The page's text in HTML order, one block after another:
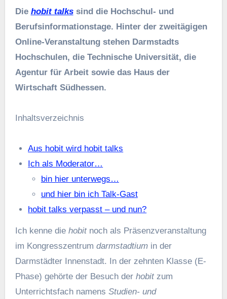
Die hobit talkssind die Hochschul- und
Berufsinformationstage. Hinter der zweitägigen
Online-Veranstaltung stehen Darmstadts
Hochschulen, die Technische Universität, die
Agentur für Arbeit sowie das Haus der
Wirtschaft Südhessen.
Inhaltsverzeichnis
Aus hobit wird hobit talks
Ich als Moderator…
bin hier unterwegs…
und hier bin ich Talk-Gast
hobit talks verpasst – und nun?
Ich kenne die hobitnoch als Präsenzveranstaltung
im Kongresszentrum darmstadtiumin der
Darmstädter Innenstadt. In der zehnten Klasse (E-
Phase) gehörte der Besuch der hobitzum
Unterrichtsfach namens Studien- und